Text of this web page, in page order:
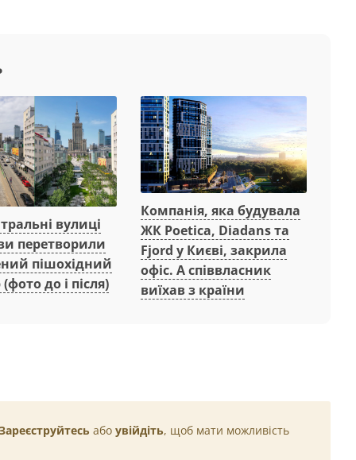
вулиці
перетворили
пішохідний
(фото до і після)
Компанія, яка будувала
ЖК Poetica, Diadans та
Fjord у Києві, закрила
офіс. А співвласник
виїхав з країни
або увійдіть, щоб мати можливість